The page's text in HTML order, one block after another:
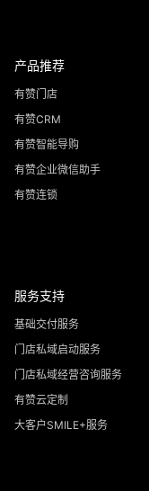
产品推荐
有赞门店
有赞CRM
有赞智能导购
有赞企业微信助手
有赞连锁
服务支持
基础交付服务
门店私域启动服务
门店私域经营咨询服务
有赞云定制
大客户SMILE+服务